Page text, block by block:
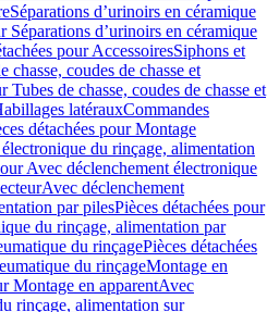
Séparations d’urinoirs en céramique
Séparations d’urinoirs en céramique
pour AccessoiresSiphons et
chasse, coudes de chasse et
Tubes de chasse, coudes de chasse et
latérauxCommandes
détachées pour Montage
du rinçage, alimentation
Avec déclenchement électronique
Avec déclenchement
par pilesPièces détachées pour
du rinçage, alimentation par
du rinçagePièces détachées
du rinçageMontage en
Montage en apparentAvec
rinçage, alimentation sur